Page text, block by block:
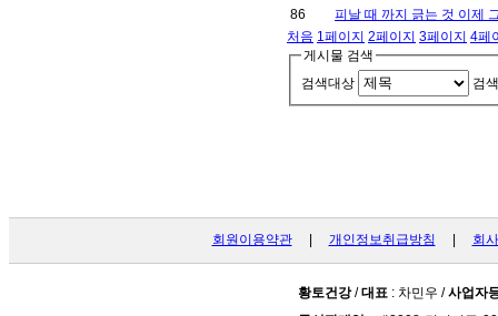
86
피날 때 까지 긁는 것 이제
처음 1 페이지 2페이지 3페이지 4페
게시물 검색
검색대상
검
회원이용약관| 개인정보취급방침 회
황토건강/대표 : 차민우 /사업자